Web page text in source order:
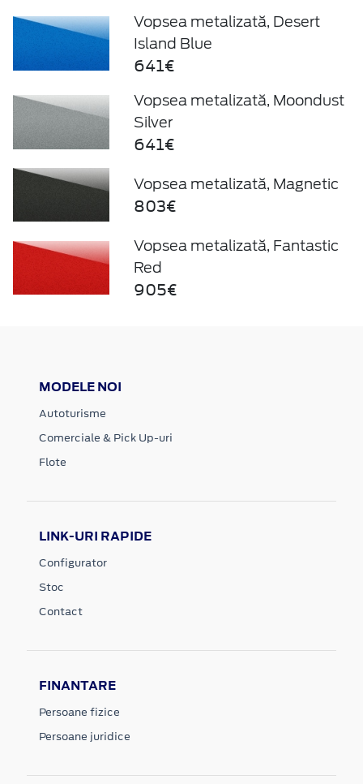
Vopsea metalizată, Desert
Island Blue
641€
Vopsea metalizată, Moondust
Silver
641€
Vopsea metalizată, Magnetic
803€
Vopsea metalizată, Fantastic
Red
905€
MODELE NOI
Autoturisme
Comerciale & Pick Up-uri
Flote
LINK-URI RAPIDE
Configurator
Stoc
Contact
FINANTARE
Persoane fizice
Persoane juridice